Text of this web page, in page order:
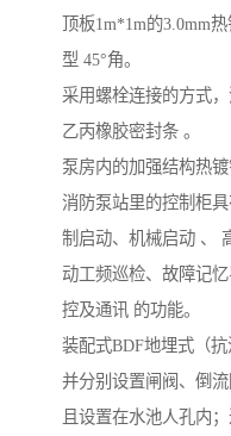
顶板1m*1m的3.0mm
型 45°角。
采用螺栓连接的方式
乙丙橡胶密封条 。
泵房内的加强结构热
消防泵站里的控制柜
制启动、机械启动 、
动工频巡检、故障记
控及通讯 的功能。
装配式BDF地埋式（抗
并分别设置闸阀、倒
且设置在水池人孔内